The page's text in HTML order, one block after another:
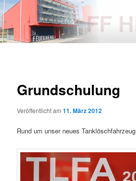
Zum
primären
Inhalt
springenFF Hirnsdorf
Grundschulung
Veröffentlicht am11. März 2012
Rund um unser neues Tanklöschfahrzeug